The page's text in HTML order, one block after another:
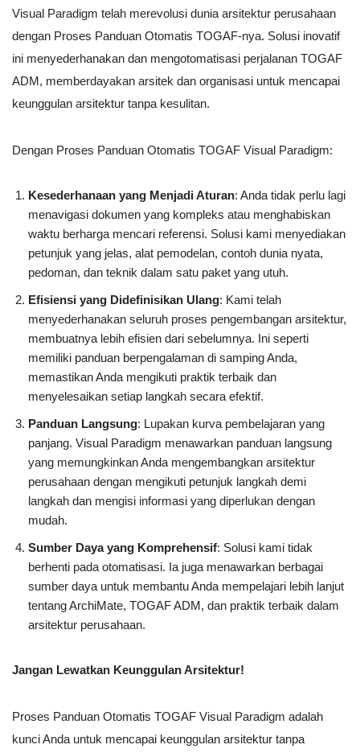
Visual Paradigm telah merevolusi dunia arsitektur perusahaan
dengan Proses Panduan Otomatis TOGAF-nya. Solusi inovatif
ini menyederhanakan dan mengotomatisasi perjalanan TOGAF
ADM, memberdayakan arsitek dan organisasi untuk mencapai
keunggulan arsitektur tanpa kesulitan.
Dengan Proses Panduan Otomatis TOGAF Visual Paradigm:
Kesederhanaan yang Menjadi Aturan: Anda tidak perlu lagi
menavigasi dokumen yang kompleks atau menghabiskan
waktu berharga mencari referensi. Solusi kami menyediakan
petunjuk yang jelas, alat pemodelan, contoh dunia nyata,
pedoman, dan teknik dalam satu paket yang utuh.
Efisiensi yang Didefinisikan Ulang: Kami telah
menyederhanakan seluruh proses pengembangan arsitektur,
membuatnya lebih efisien dari sebelumnya. Ini seperti
memiliki panduan berpengalaman di samping Anda,
memastikan Anda mengikuti praktik terbaik dan
menyelesaikan setiap langkah secara efektif.
Panduan Langsung: Lupakan kurva pembelajaran yang
panjang. Visual Paradigm menawarkan panduan langsung
yang memungkinkan Anda mengembangkan arsitektur
perusahaan dengan mengikuti petunjuk langkah demi
langkah dan mengisi informasi yang diperlukan dengan
mudah.
Sumber Daya yang Komprehensif: Solusi kami tidak
berhenti pada otomatisasi. Ia juga menawarkan berbagai
sumber daya untuk membantu Anda mempelajari lebih lanjut
tentang ArchiMate, TOGAF ADM, dan praktik terbaik dalam
arsitektur perusahaan.
Jangan Lewatkan Keunggulan Arsitektur!
Proses Panduan Otomatis TOGAF Visual Paradigm adalah
kunci Anda untuk mencapai keunggulan arsitektur tanpa